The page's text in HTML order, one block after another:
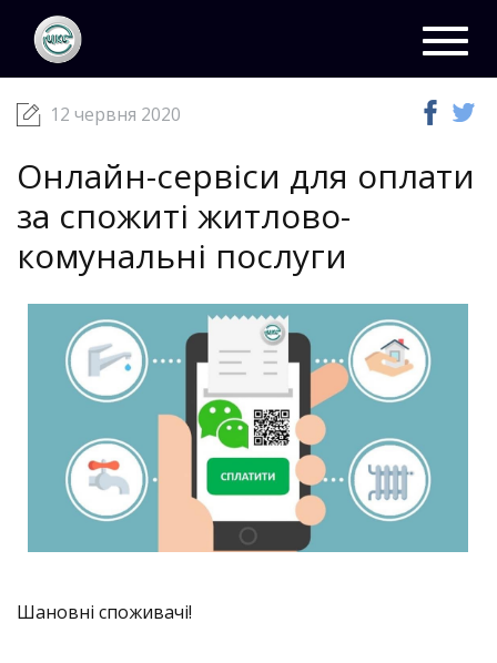
ЦКС
12 червня 2020
Онлайн-сервіси для оплати
за спожиті житлово-
комунальні послуги
Шановні споживачі!